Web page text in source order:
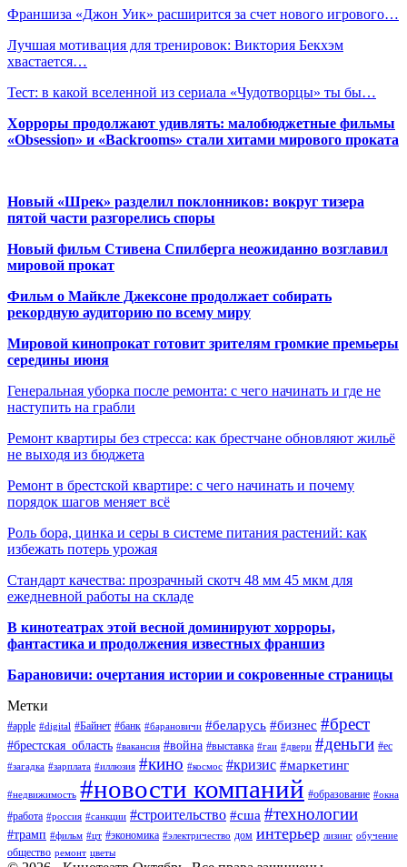
Франшиза «Джон Уик» расширится за счет нового игрового…
Лучшая мотивация для тренировок: Виктория Бекхэм
хвастается…
Тест: в какой вселенной из сериала «Чудотворцы» ты бы…
Хорроры продолжают удивлять: малобюджетные фильмы
«Obsession» и «Backrooms» стали хитами мирового проката
Новый «Шрек» разделил поклонников: вокруг тизера
пятой части разгорелись споры
Новый фильм Стивена Спилберга неожиданно возглавил
мировой прокат
Фильм о Майкле Джексоне продолжает собирать
рекордную аудиторию по всему миру
Мировой кинопрокат готовит зрителям громкие премьеры
середины июня
Генеральная уборка после ремонта: с чего начинать и где не
наступить на грабли
Ремонт квартиры без стресса: как брестчане обновляют жильё
не выходя из бюджета
Ремонт в брестской квартире: с чего начинать и почему
порядок шагов меняет всё
Роль бора, цинка и серы в системе питания растений: как
избежать потерь урожая
Стандарт качества: прозрачный скотч 48 мм 45 мкм для
ежедневной работы на складе
В кинотеатрах этой весной доминируют хорроры,
фантастика и продолжения известных франшиз
Барановичи: очертания истории и сокровенные страницы
Метки
#apple #digital #Байнет #банк #барановичи #беларусь #бизнес #брест
#брестская_область #вакансия #война #выставка #гаи #двери #деньги #ес
#загадка #зарплата #иллюзия #кино #космос #кризис #маркетинг
#недвижимость #новости компаний #образование #окна
#работа #россия #санкции #строительство #сша #технологии
#трамп #фильм #цт #экономика #электричество дом интерьер лизинг обучение
общество ремонт цветы